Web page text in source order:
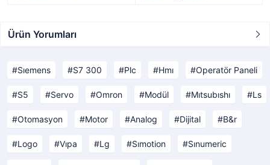
Ürün Yorumları
Sıemens S7 300 Plc Hmı Operatör Paneli
S5 Servo Omron Modül Mıtsubıshı Ls
Otomasyon Motor Analog Dijital B&r
Logo Vıpa Lg Sımotion Sınumeric